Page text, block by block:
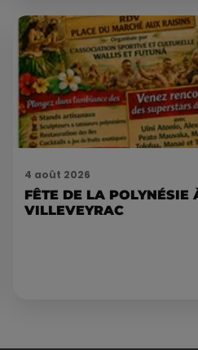
4 août 2026
FÊTE DE LA POLYNÉSIE
VILLEVEYRAC